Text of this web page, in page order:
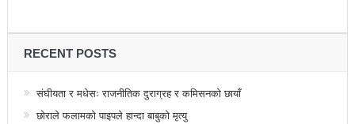
ट्राफिक प्रहरीबाट कुटिए सर्वसाधारण
उच्चस्तरीय जाँचबुझ समिति गठन गरिन्छ : प्रधानमन्त्री
RECENT POSTS
संघीयता र मधेसः राजनीतिक दुराग्रह र कमिसनको छायाँ
छोराले फलामको पाइपले हान्दा बाबुको मृत्यु